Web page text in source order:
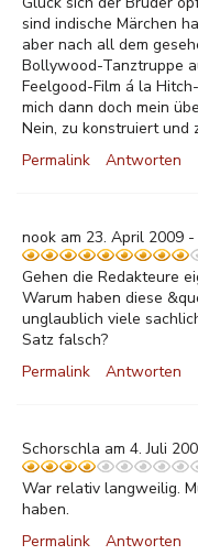
sind indische Märchen
aber nach all dem
Bollywood-Tanztruppe
Feelgood-Film á la
mich dann doch mein
Nein, zu konstruiert und
Permalink
Antworten
nook am 23. April 2009 -
Gehen die Redakteure
Warum haben diese
unglaublich viele
Satz falsch?
Permalink
Antworten
Schorschla am 4. Juli
War relativ langweilig.
haben.
Permalink
Antworten